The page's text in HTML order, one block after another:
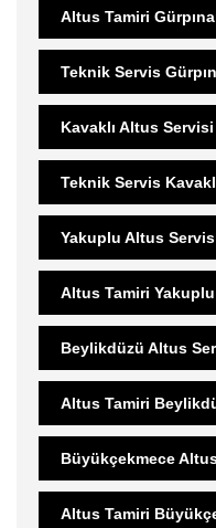
Altus Tamiri
Teknik Servis
Kavaklı Altus Servisi
Teknik Servis
Yakuplu Altus
Altus Tamiri Yakuplu
Beylikdüzü Altus
Altus Tamiri
Büyükçekmece
Altus Tamiri